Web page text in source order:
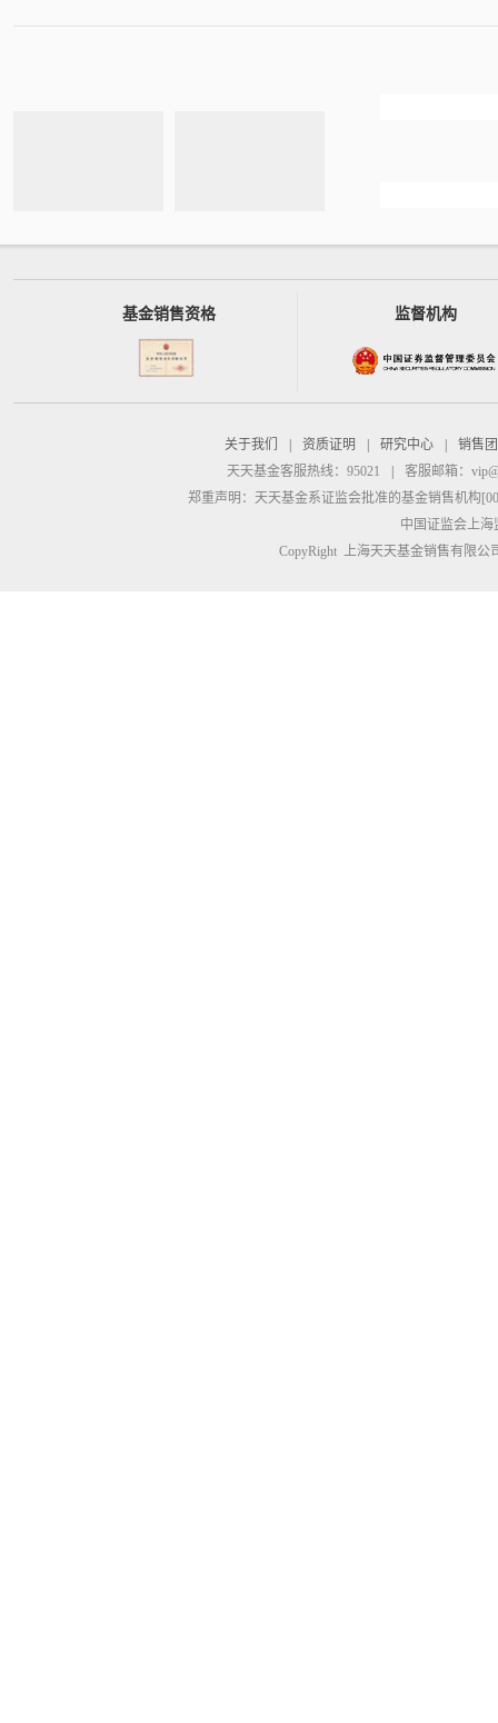
基金销售资格 监督机构
关于我们 资质证明 研究中心
销售
天天基金客服热线：95021
客服邮箱：
郑重声明： 天天基金系证监会批准的基金销售机构
中国证监会上
CopyRight 上海天天基金销售有限